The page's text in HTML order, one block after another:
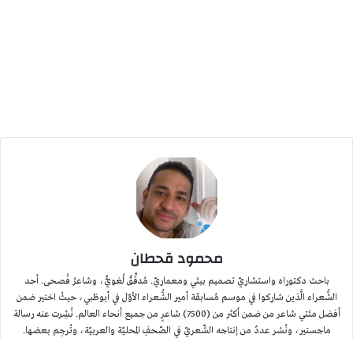
محمود قحطان
باحث دكتوراه واستشاريّ تصميم بيئي ومعماريّ. مُدقِّقٌ لُغويٌّ، وشاعرُ فُصحى. أحد
الشُّعراء الَّذين شاركوا في موسم مُسابقة أمير الشُّعراء الأوّل في أبوظبي، حيثُ اختير ضمن
أفضل مئتي شاعر من ضمن أكثر من (7500) شاعرٍ من جميع أنحاء العالم. نُشِرت عنه رسالة
ماجستير، ونُشر عددٌ من إنتاجه الشّعريّ في الصّحفِ المحليّة والعربيّة، وتُرجِم بعضها.